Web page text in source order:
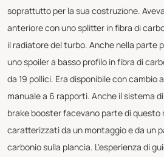
soprattutto per la sua costruzione.
anteriore con uno splitter in fibra di
il radiatore del turbo. Anche nella parte
uno spoiler a basso profilo in fibra di
da 19 pollici. Era disponibile con
manuale a 6 rapporti. Anche il sistema
brake booster facevano parte di questo
caratterizzati da un montaggio e da un
carbonio sulla plancia. L'esperienza di